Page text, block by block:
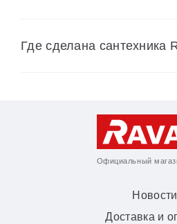
Где сделана сантехника
Официальный
Новости
Доставка и